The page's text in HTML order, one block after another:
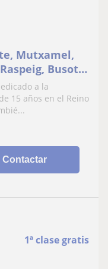
Mutxamel,
Busot,
dea la
15 años en el Reino
Contactar
1ª clase gratis